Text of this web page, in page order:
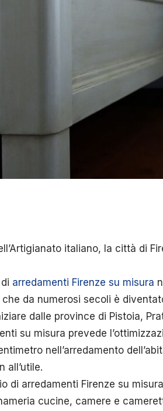
italiano, la città di
arredamenti Firenze su misura
da numerosi secoli è
dalle province di Pistoia,
su misura prevede
nell’arredamento
all’utile.
di arredamenti Firenze su
cucine, camere e